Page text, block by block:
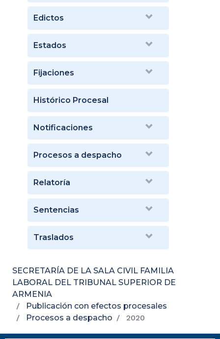
Edictos
Estados
Fijaciones
Histórico Procesal
Notificaciones
Procesos a despacho
Relatoría
Sentencias
Traslados
SECRETARÍA DE LA SALA CIVIL FAMILIA
LABORAL DEL TRIBUNAL SUPERIOR DE
ARMENIA
Publicación con efectos procesales
Procesos a despacho
2020